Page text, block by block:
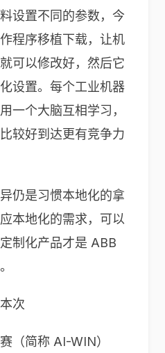
设置不同的参数，今
程序移植下载，让机
可以修改好，然后它
设置。每个工业机器
一个大脑互相学习，
较好到达更有竞争力
仍是习惯本地化的拿
本地化的需求，可以
制化产品才是 ABB
次
（简称 AI-WIN）